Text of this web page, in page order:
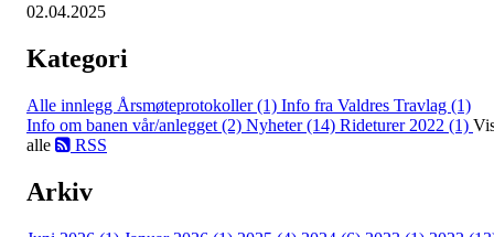
02.04.2025
Kategori
Alle innlegg Årsmøteprotokoller (1) Info fra Valdres Travlag (1)
Info om banen vår/anlegget (2) Nyheter (14) Rideturer 2022 (1)
alle
RSS
Arkiv